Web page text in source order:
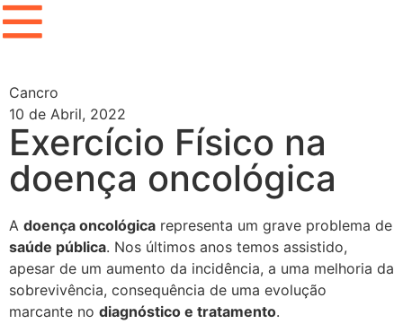
Cancro
10 de Abril, 2022
Exercício Físico na
doença oncológica
A doença oncológica representa um grave problema de
saúde pública. Nos últimos anos temos assistido,
apesar de um aumento da incidência, a uma melhoria da
sobrevivência, consequência de uma evolução
marcante no diagnóstico e tratamento.